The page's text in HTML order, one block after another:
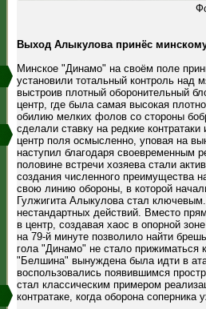
Выход Алыкулова принёс
Минское "Динамо" на своём поле
установили тотальный контроль над
выстроив плотный оборонительный
центр, где была самая высокая
обилию мелких фолов со стороны
сделали ставку на редкие
центр поля осмысленно, уповая на
наступил благодаря своевременным
половине встречи хозяева стали
создания численного преимущества
свою линию обороны, в которой
Гулжигита Алыкулова стал
нестандартных действий. Вместо
в центр, создавая хаос в опорной
на 79-й минуте позволило найти
гола "Динамо" не стало прижиматься
"Белшина" вынуждена была идти в
воспользовались появившимся
стал классическим примером
контратаке, когда оборона соперника